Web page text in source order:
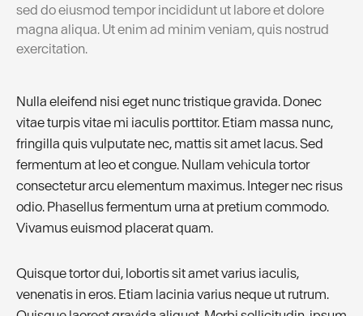
sed do eiusmod tempor incididunt ut labore et dolore
magna aliqua. Ut enim ad minim veniam, quis nostrud
exercitation.
Nulla eleifend nisi eget nunc tristique gravida. Donec
vitae turpis vitae mi iaculis porttitor. Etiam massa nunc,
fringilla quis vulputate nec, mattis sit amet lacus. Sed
fermentum at leo et congue. Nullam vehicula tortor
consectetur arcu elementum maximus. Integer nec risus
odio. Phasellus fermentum urna at pretium commodo.
Vivamus euismod placerat quam.
Quisque tortor dui, lobortis sit amet varius iaculis,
venenatis in eros. Etiam lacinia varius neque ut rutrum.